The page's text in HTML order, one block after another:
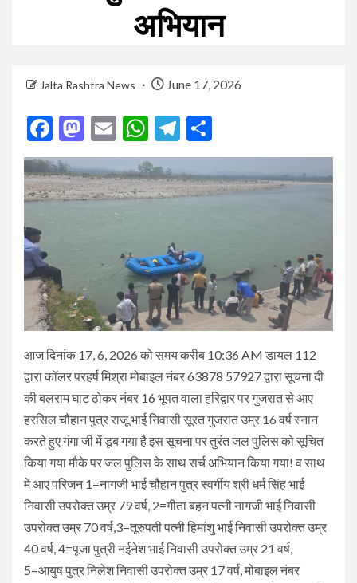
अभियान
Jalta Rashtra News June 17, 2026
Facebook
Mastodon
EmailWhatsApp
Telegram
आज दिनांक 17, 6, 2026 को समय करीब 10:36 AM डायल 112
द्वारा कॉलर परहर्ष मिश्रा मोबाइल नंबर 63878 57927 द्वारा सूचना दी
की बलराम घाट ठोकर नंबर 16 भूपत वाला हरिद्वार पर गुजरात से आए
हरसिल चौहान पुत्र राजू भाई निवासी सूरत गुजरात उम्र 16 वर्ष स्नान
करते हुए गंगा जी में डूब गया है इस सूचना पर तुरंत जल पुलिस को सूचित
किया गया मौके पर जल पुलिस के साथ सर्च अभियान किया गया! व साथ
में आए परिजन 1=नागजी भाई चौहान पुत्र स्वर्गीय श्री धर्म सिंह भाई
निवासी उपरोक्त उम्र 79 वर्ष, 2=गीता बहन पत्नी नागजी भाई निवासी
उपरोक्त उम्र 70 वर्ष,3=तूरुपती पत्नी हिमांशु भाई निवासी उपरोक्त उम्र
40 वर्ष, 4=पूजा पुत्री नईनेश भाई निवासी उपरोक्त उम्र 21 वर्ष,
5=आयुष पुत्र निलेश निवासी उपरोक्त उम्र 17 वर्ष, मोबाइल नंबर